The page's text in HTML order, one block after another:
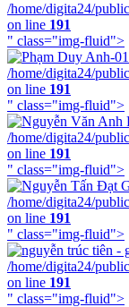
/home/digita24/
on line 191
" class="img-fluid">
/home/digita24/
on line 191
" class="img-fluid">
/home/digita24/
on line 191
" class="img-fluid">
/home/digita24/
on line 191
" class="img-fluid">
/home/digita24/
on line 191
" class="img-fluid">